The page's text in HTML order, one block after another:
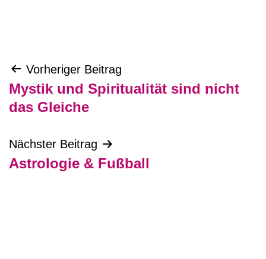
Beitragsnavigation
Vorheriger Beitrag
Mystik und Spiritualität sind nicht
das Gleiche
Nächster Beitrag
Astrologie & Fußball